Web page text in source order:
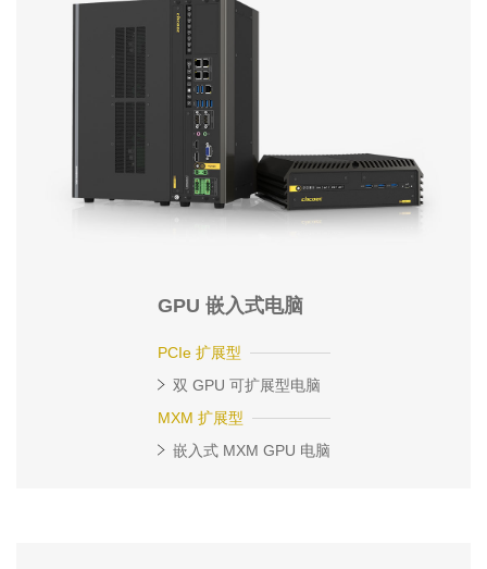
GPU 嵌入式电脑
PCIe 扩展型
双 GPU 可扩展型电脑
MXM 扩展型
嵌入式 MXM GPU 电脑